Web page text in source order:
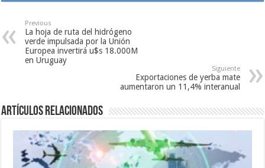
Previous
La hoja de ruta del hidrógeno
verde impulsada por la Unión
Europea invertirá u$s 18.000M
en Uruguay
Siguiente
Exportaciones de yerba mate
aumentaron un 11,4% interanual
Artículos relacionados